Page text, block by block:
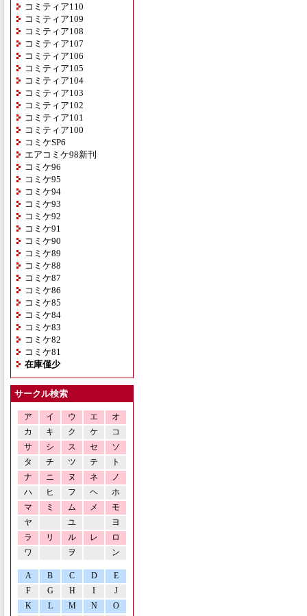
コミティア110
コミティア109
コミティア108
コミティア107
コミティア106
コミティア105
コミティア104
コミティア103
コミティア102
コミティア101
コミティア100
コミケSP6
エアコミケ98新刊
コミケ96
コミケ95
コミケ94
コミケ93
コミケ92
コミケ91
コミケ90
コミケ89
コミケ88
コミケ87
コミケ86
コミケ85
コミケ84
コミケ83
コミケ82
コミケ81
在庫僅少
サークル検索
ア イ ウ エ
オ
カ
キ ク ケ
コ
サ
シ ス セ
ソ
タ
チ ツ テ
ト
ナ
ニ ヌ ネ
ノ
ハ
ヒ フ ヘ
ホ
マ
ミ ム メ
モ
ヤ
ユ
ヨ
ラ
リ ル レ
ロ
ワ
ヲ ン
A B C D
E
F
G H I
J
K
L M N O